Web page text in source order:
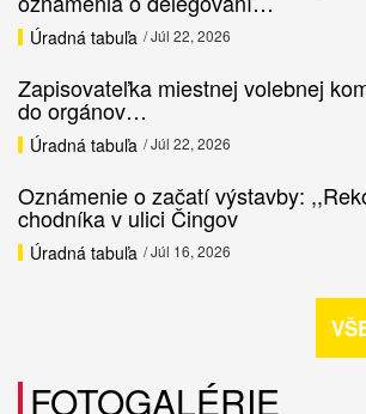
Úradná tabuľa / Júl 22, 2026
Zapisovateľka miestnej volebnej
do orgánov…
Úradná tabuľa / Júl 22, 2026
Oznámenie o začatí výstavby:
chodníka v ulici Čingov
Úradná tabuľa / Júl 16, 2026
FOTOGALÉRIE